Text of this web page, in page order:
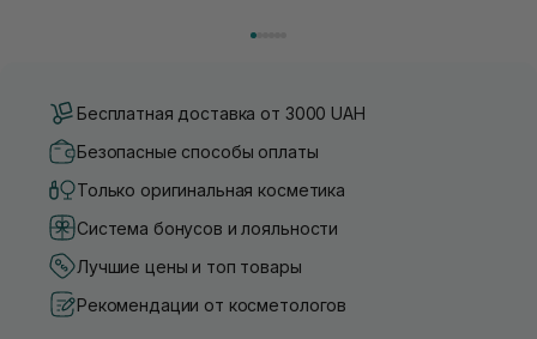
Бесплатная доставка от 3000 UAH
Безопасные способы оплаты
Только оригинальная косметика
Система бонусов и лояльности
Лучшие цены и топ товары
Рекомендации от косметологов